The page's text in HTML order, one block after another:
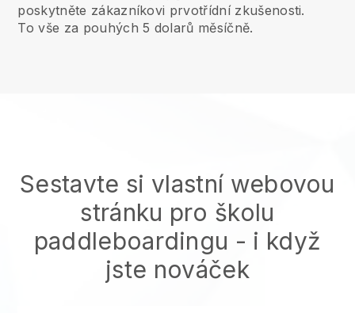
poskytněte zákazníkovi prvotřídní zkušenosti.
To vše za pouhých 5 dolarů měsíčně.
Sestavte si vlastní webovou
stránku pro školu
paddleboardingu - i když
jste nováček